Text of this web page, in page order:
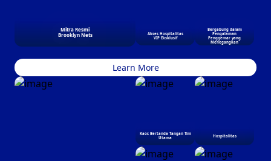
Akses Hospitalitas
VIP Eksklusif
Bergabung dalam
Pengalaman
Penggemar yang
Menegangkan
Mitra Resmi
Brooklyn Nets
Learn More
Kaos Bertanda Tangan Tim
Utama
Hospitalitas